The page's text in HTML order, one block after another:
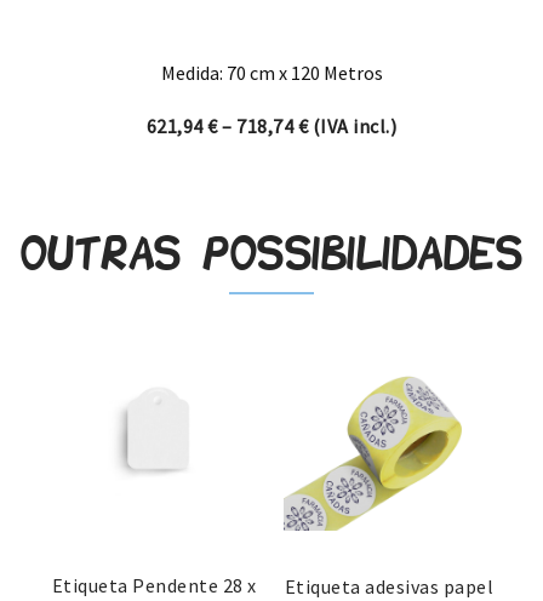
Medida: 70 cm x 120 Metros
621,94€– 718,74€Price range: 621,94 €
(IVA incl.)
Outras possibilidades
Etiqueta Pendente 28 x
Etiqueta adesivas papel